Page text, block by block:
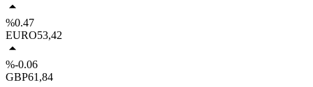
%0.47
EURO53,42
%-0.06
GBP61,84